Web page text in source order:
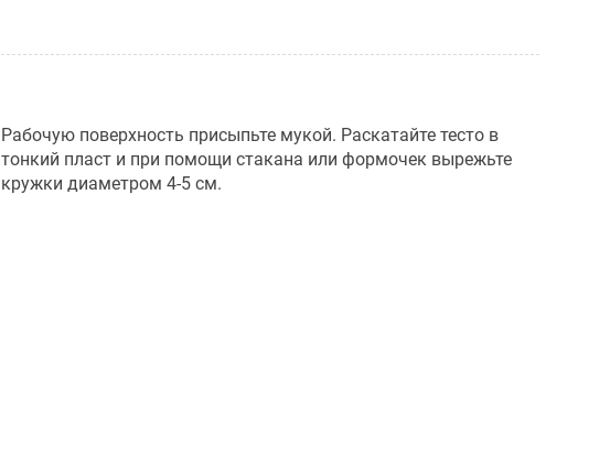
Рабочую поверхность присыпьте мукой. Раскатайте тесто в
тонкий пласт и при помощи стакана или формочек вырежьте
кружки диаметром 4-5 см.